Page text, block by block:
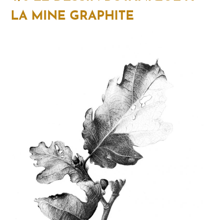
LA MINE GRAPHITE